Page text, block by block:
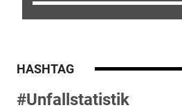
HASHTAG
#Unfallstatistik